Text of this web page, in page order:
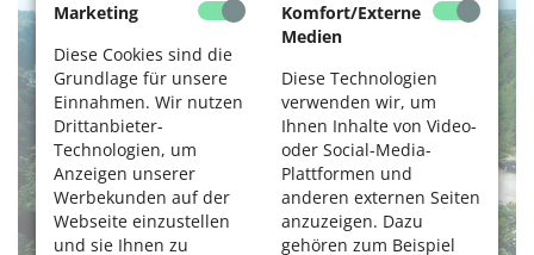
Marketing
Diese Cookies sind die
Grundlage für unsere
Einnahmen. Wir nutzen
Drittanbieter-
Technologien, um
Anzeigen unserer
Werbekunden auf der
Webseite einzustellen
und sie Ihnen zu
Komfort/Externe
Medien
Diese Technologien
verwenden wir, um
Ihnen Inhalte von Video-
oder Social-Media-
Plattformen und
anderen externen Seiten
anzuzeigen. Dazu
gehören zum Beispiel